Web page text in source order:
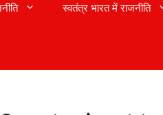
स्वतंत्र भारत में राजनीति